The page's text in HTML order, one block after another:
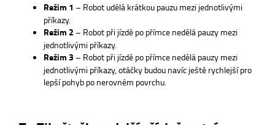
Režim 1 – Robot udělá krátkou pauzu mezi jednotlivými
příkazy.
Režim 2 – Robot při jízdě po přímce nedělá pauzy mezi
jednotlivými příkazy.
Režim 3 – Robot při jízdě po přímce nedělá pauzy mezi
jednotlivými příkazy, otáčky budou navíc ještě rychlejší pro
lepší pohyb po nerovném povrchu.